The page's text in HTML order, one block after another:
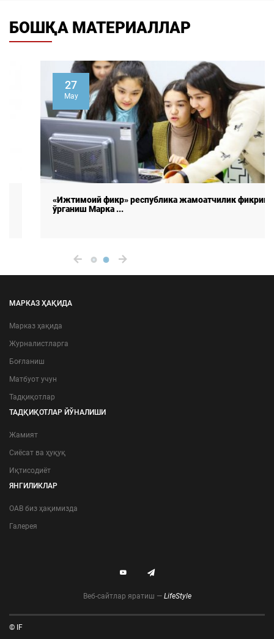
БОШҚА МАТЕРИАЛЛАР
«Ижтимоий фикр» республика жамоатчилик фикрини
ўрганиш Марка ...
МАРКАЗ ҲАҚИДА
Марказ ҳақида
Журналистларга
Боғланиш
Матбуот учун
Тадқиқотлар
ТАДҚИҚОТЛАР ЙЎНАЛИШИ
Жамият
Сиёсат ва ҳуқуқ
Иқтисодиёт
ЯНГИЛИКЛАР
ОАВ биз ҳақимизда
Галерея
Веб-сайтлар яратиш — LifeStyle
© IF